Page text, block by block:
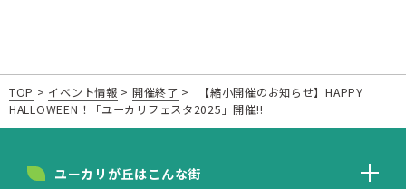
TOP > イベント情報 > 開催終了 >
【縮小開催のお知らせ】HAPPY
HALLOWEEN！「ユーカリフェスタ2025」開催!!
ユーカリが丘はこんな街